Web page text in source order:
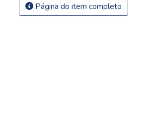
Página do item completo